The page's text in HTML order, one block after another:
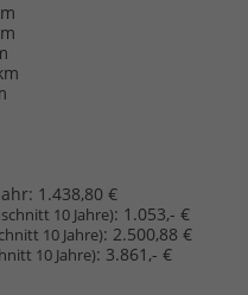
1.438,80 €
10 Jahre): 1.053,- €
10 Jahre): 2.500,88 €
10 Jahre): 3.861,- €